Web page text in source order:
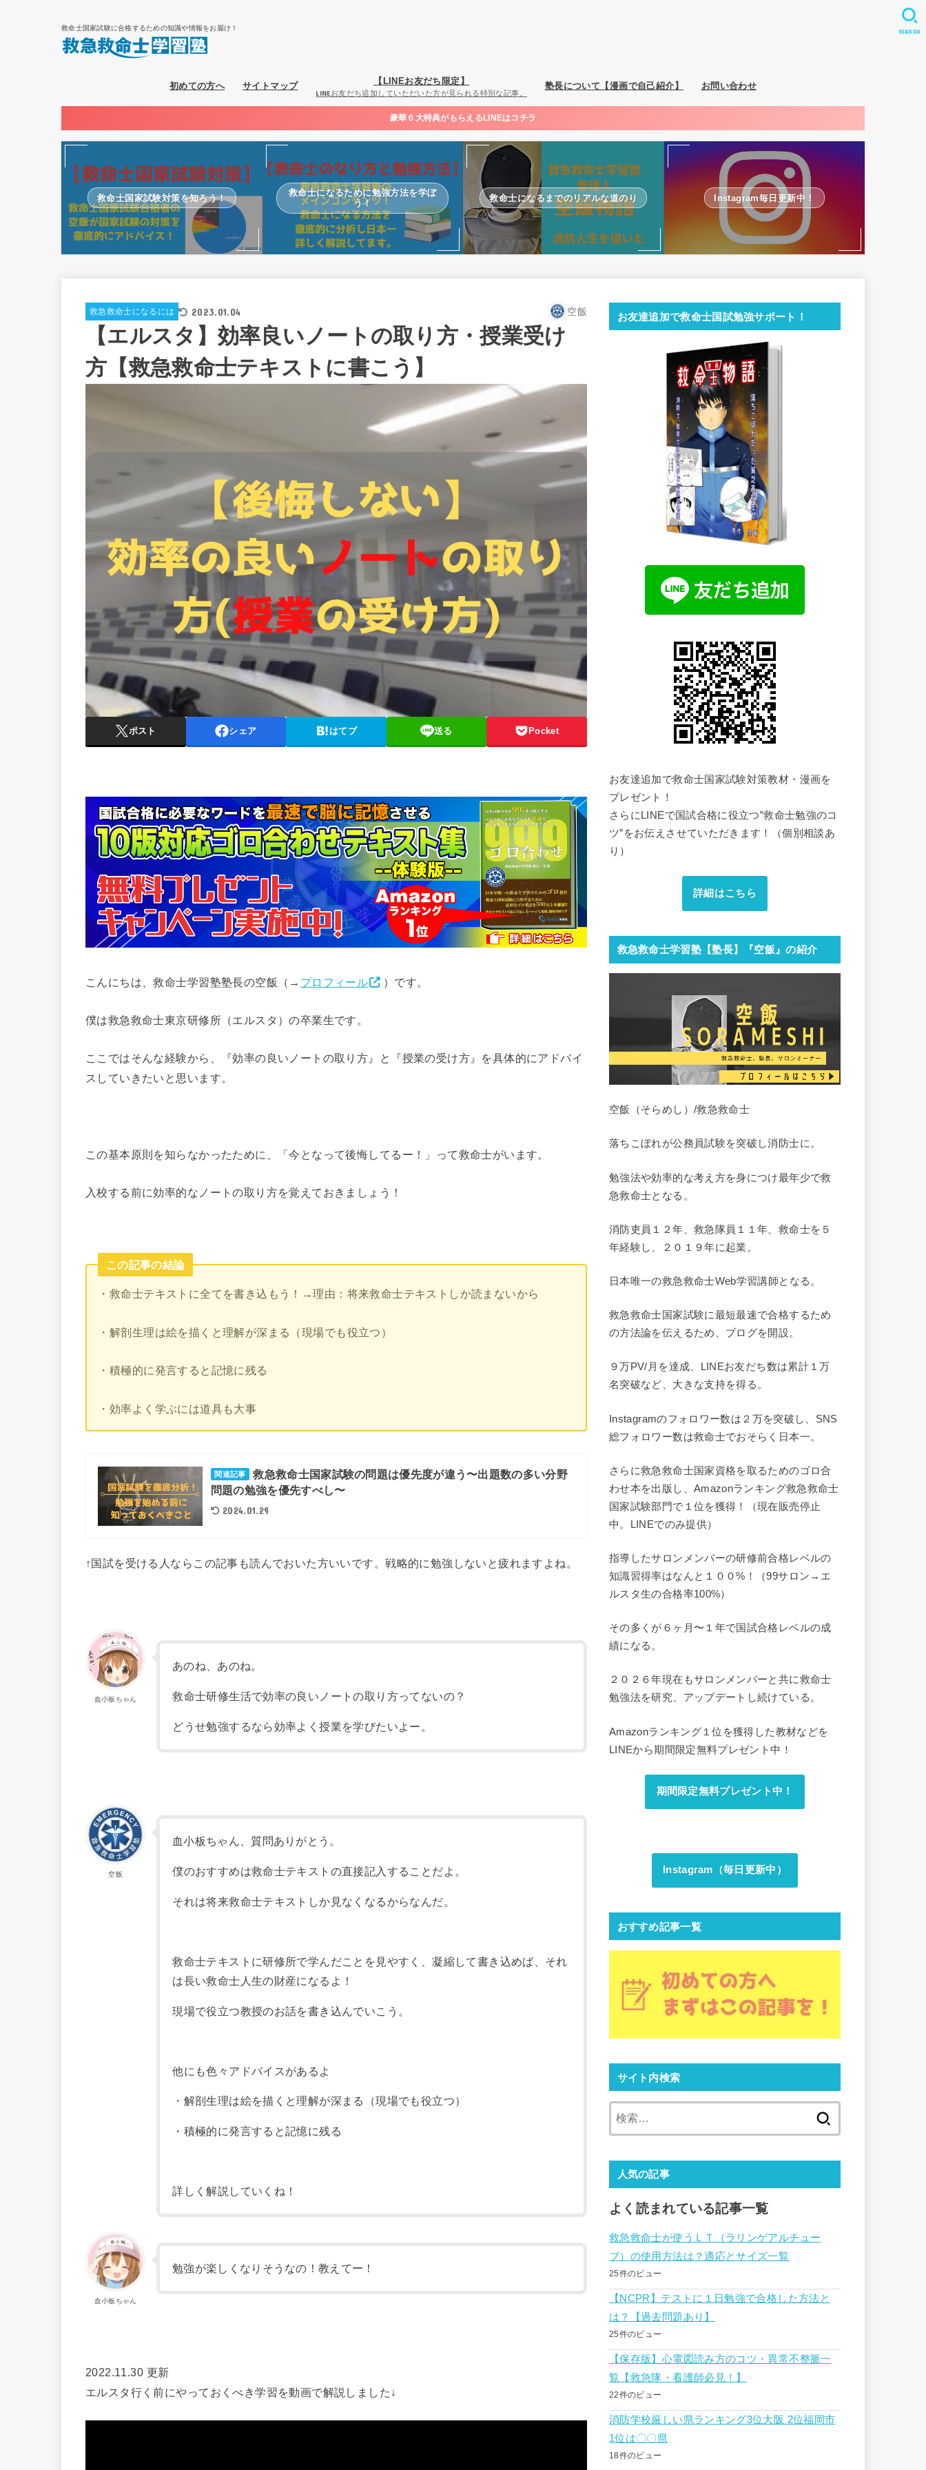
救命士国家試験に合格するための知識や情報をお届け！
初めての方へ サイトマップ 【LINEお友だち限定】
LINEお友だち追加していただいた方が見られる特別な記事。
塾長について【漫画で自己紹介】 お問い合わせ
SEARCH
豪華６大特典がもらえるLINEはコチラ
救命士国家試験対策を知ろう！
救命士になるために勉強方法を学ぼ
う！
救命士になるまでのリアルな道のり Instagram毎日更新中！
救急救命士になるには 2023.01.04 空飯
【エルスタ】効率良いノートの取り方・授業受け
方【救急救命士テキストに書こう】
ポスト シェア はてブ 送る Pocket
こんにちは、救命士学習塾塾長の空飯（→ プロフィール ）です。
僕は救急救命士東京研修所（エルスタ）の卒業生です。
ここではそんな経験から、『効率の良いノートの取り方』と『授業の受け方』を具体的にアドバイ
スしていきたいと思います。
この基本原則を知らなかったために、「今となって後悔してるー！」って救命士がいます。
入校する前に効率的なノートの取り方を覚えておきましょう！
この記事の結論
・救命士テキストに全てを書き込もう！→理由：将来救命士テキストしか読まないから
・解剖生理は絵を描くと理解が深まる（現場でも役立つ）
・積極的に発言すると記憶に残る
・効率よく学ぶには道具も大事
関連記事
救急救命士国家試験の問題は優先度が違う〜出題数の多い分野
問題の勉強を優先すべし〜
2024.01.29
↑国試を受ける人ならこの記事も読んでおいた方いいです。戦略的に勉強しないと疲れますよね。
血小板ちゃん
あのね、あのね。
救命士研修生活で効率の良いノートの取り方ってないの？
どうせ勉強するなら効率よく授業を学びたいよー。
空飯
血小板ちゃん、質問ありがとう。
僕のおすすめは救命士テキストの直接記入することだよ。
それは将来救命士テキストしか見なくなるからなんだ。
救命士テキストに研修所で学んだことを見やすく、凝縮して書き込めば、それ
は長い救命士人生の財産になるよ！
現場で役立つ教授のお話を書き込んでいこう。
他にも色々アドバイスがあるよ
・解剖生理は絵を描くと理解が深まる（現場でも役立つ）
・積極的に発言すると記憶に残る
詳しく解説していくね！
血小板ちゃん
勉強が楽しくなりそうなの！教えてー！
2022.11.30 更新
エルスタ行く前にやっておくべき学習を動画で解説しました↓
お友達追加で救命士国試勉強サポート！
お友達追加で救命士国家試験対策教材・漫画を
プレゼント！
さらにLINEで国試合格に役立つ”救命士勉強のコ
ツ”をお伝えさせていただきます！（個別相談あ
り）
詳細はこちら
救急救命士学習塾【塾長】『空飯』の紹介
空飯（そらめし）/救急救命士
落ちこぼれが公務員試験を突破し消防士に。
勉強法や効率的な考え方を身につけ最年少で救
急救命士となる。
消防吏員１２年、救急隊員１１年、救命士を５
年経験し、２０１９年に起業。
日本唯一の救急救命士Web学習講師となる。
救急救命士国家試験に最短最速で合格するため
の方法論を伝えるため、ブログを開設。
９万PV/月を達成、LINEお友だち数は累計１万
名突破など、大きな支持を得る。
Instagramのフォロワー数は２万を突破し、SNS
総フォロワー数は救命士でおそらく日本一。
さらに救急救命士国家資格を取るためのゴロ合
わせ本を出版し、Amazonランキング救急救命士
国家試験部門で１位を獲得！（現在販売停止
中。LINEでのみ提供）
指導したサロンメンバーの研修前合格レベルの
知識習得率はなんと１００%！（99サロン→エ
ルスタ生の合格率100%）
その多くが６ヶ月〜１年で国試合格レベルの成
績になる。
２０２６年現在もサロンメンバーと共に救命士
勉強法を研究、アップデートし続けている。
Amazonランキング１位を獲得した教材などを
LINEから期間限定無料プレゼント中！
期間限定無料プレゼント中！
Instagram（毎日更新中）
おすすめ記事一覧
サイト内検索
人気の記事
よく読まれている記事一覧
救急救命士が使うＬＴ（ラリンゲアルチュー
ブ）の使用方法は？適応とサイズ一覧
25件のビュー
【NCPR】テストに１日勉強で合格した方法と
は？【過去問題あり】
25件のビュー
【保存版】心電図読み方のコツ・異常不整脈一
覧【救急隊・看護師必見！】
22件のビュー
消防学校厳しい県ランキング3位大阪 2位福岡市
1位は〇〇県
18件のビュー